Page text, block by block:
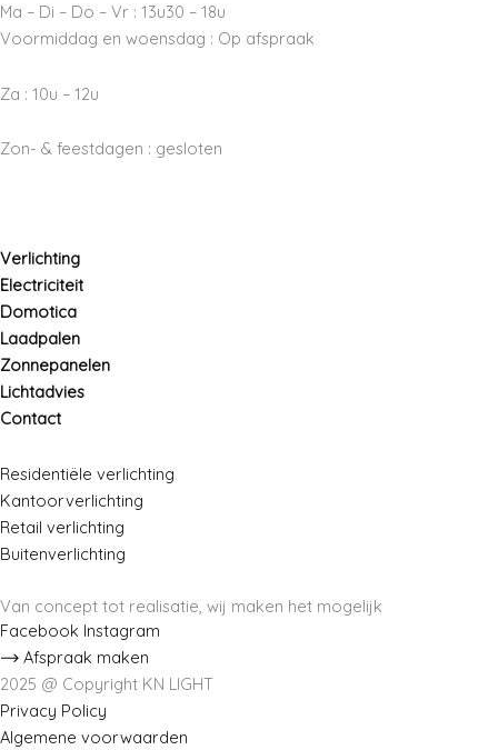
Ma – Di – Do – Vr : 13u30 – 18u
Voormiddag en woensdag : Op afspraak
Za : 10u – 12u
Zon- & feestdagen : gesloten
Verlichting
Electriciteit
Domotica
Laadpalen
Zonnepanelen
Lichtadvies
Contact
Residentiële verlichting
Kantoorverlichting
Retail verlichting
Buitenverlichting
Van concept tot realisatie, wij maken het mogelijk
Facebook Instagram
Afspraak maken
2025 @ Copyright KN LIGHT
Privacy Policy
Algemene voorwaarden